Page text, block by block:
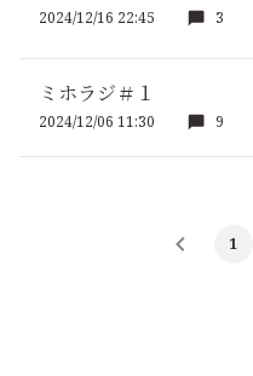
2024/12/16 22:45 3
ミホラジ＃１
2024/12/06 11:30 9
1